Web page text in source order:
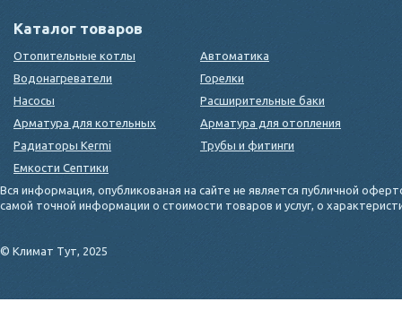
Каталог товаров
Отопительные котлы
Автоматика
Водонагреватели
Горелки
Насосы
Расширительные баки
Арматура для котельных
Арматура для отопления
Радиаторы Kermi
Трубы и фитинги
Емкости Септики
Вся информация, опубликованая на сайте не является публичной
самой точной информации о стоимости товаров и услуг, о
© Климат Тут, 2025